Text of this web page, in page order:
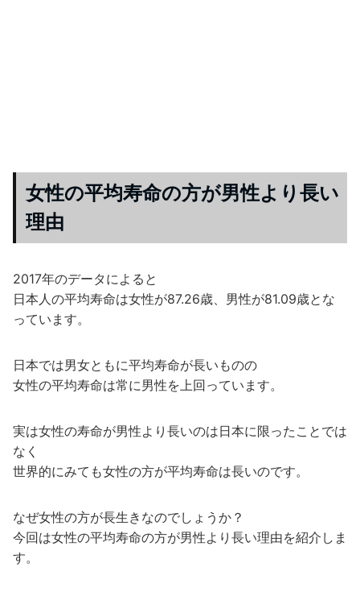
女性の平均寿命の方が男性より長い
理由
2017年のデータによると
日本人の平均寿命は女性が87.26歳、男性が81.09歳とな
っています。
日本では男女ともに平均寿命が長いものの
女性の平均寿命は常に男性を上回っています。
実は女性の寿命が男性より長いのは日本に限ったことでは
なく
世界的にみても女性の方が平均寿命は長いのです。
なぜ女性の方が長生きなのでしょうか？
今回は女性の平均寿命の方が男性より長い理由を紹介しま
す。